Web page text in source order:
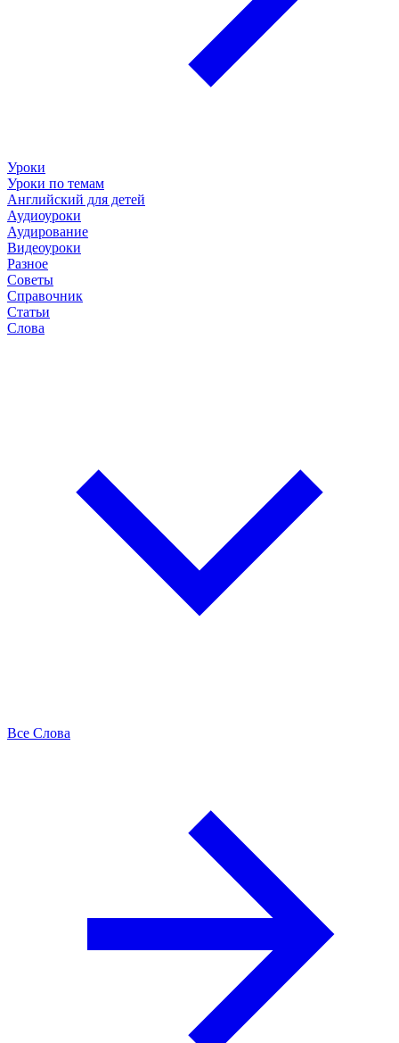
Уроки
Уроки по темам
Английский для детей
Аудиоуроки
Аудирование
Видеоуроки
Разное
Советы
Справочник
Статьи
Слова
Все Слова